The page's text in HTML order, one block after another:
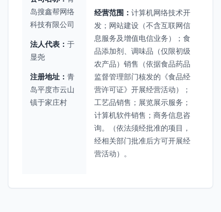
岛搜鑫帮网络
科技有限公司
法人代表： 于
显尧
注册地址： 青
岛平度市云山
镇于家庄村
经营范围： 计算机网络技术开
发；网站建设（不含互联网信
息服务及增值电信业务）；食
品添加剂、调味品（仅限初级
农产品）销售（依据食品药品
监督管理部门核发的《食品经
营许可证》开展经营活动）；
工艺品销售；展览展示服务；
计算机软件销售；商务信息咨
询。（依法须经批准的项目，
经相关部门批准后方可开展经
营活动）。